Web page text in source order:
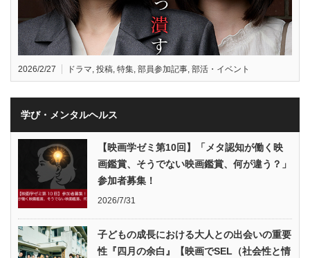
2026/2/27 ドラマ, 投稿, 特集, 部員参加記事, 部活・イベント
学び・メンタルヘルス
【映画学ゼミ第10回】「メタ認知が働く映
画鑑賞、そうでない映画鑑賞、何が違う？」
参加者募集！
2026/7/31
子どもの成長における大人との出会いの重要
性『四月の余白』【映画でSEL（社会性と情